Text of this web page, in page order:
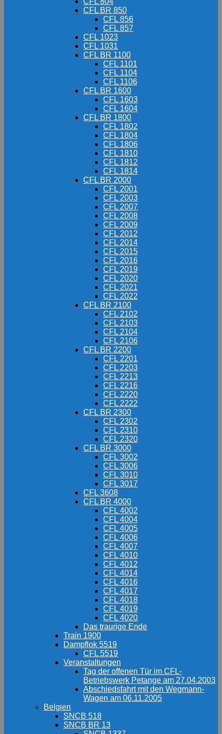
CFL BR 850
CFL 856
CFL 857
CFL 1023
CFL 1031
CFL BR 1100
CFL 1101
CFL 1104
CFL 1106
CFL BR 1600
CFL 1603
CFL 1604
CFL BR 1800
CFL 1802
CFL 1804
CFL 1806
CFL 1810
CFL 1812
CFL 1814
CFL BR 2000
CFL 2001
CFL 2003
CFL 2007
CFL 2008
CFL 2009
CFL 2012
CFL 2014
CFL 2015
CFL 2016
CFL 2019
CFL 2020
CFL 2021
CFL 2022
CFL BR 2100
CFL 2102
CFL 2103
CFL 2104
CFL 2106
CFL BR 2200
CFL 2201
CFL 2203
CFL 2213
CFL 2216
CFL 2220
CFL 2222
CFL BR 2300
CFL 2302
CFL 2310
CFL 2320
CFL BR 3000
CFL 3002
CFL 3006
CFL 3010
CFL 3017
CFL 3608
CFL BR 4000
CFL 4002
CFL 4004
CFL 4005
CFL 4006
CFL 4007
CFL 4010
CFL 4012
CFL 4014
CFL 4016
CFL 4017
CFL 4018
CFL 4019
CFL 4020
Das traurige Ende
Train 1900
Dampflok 5519
CFL 5519
Veranstaltungen
Tag der offenen Tür im CFL-
Betriebswerk Petange am 27.04.2003
Abschiedsfahrt mit den Wegmann-
Wagen am 06.11.2005
Belgien
SNCB 518
SNCB BR 13